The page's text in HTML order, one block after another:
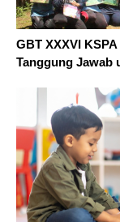
GBT XXXVI
Tanggung Jawab